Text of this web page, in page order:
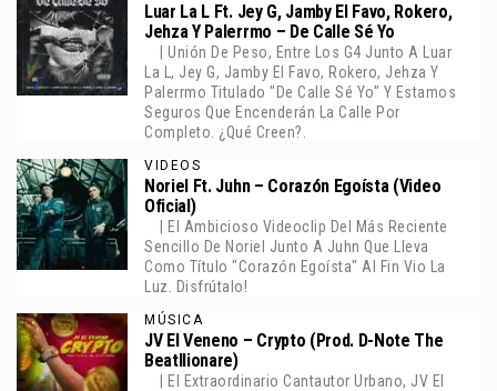
Luar La L Ft. Jey G, Jamby El Favo, Rokero,
Jehza Y Palerrmo – De Calle Sé Yo
| Unión De Peso, Entre Los G4 Junto A Luar
La L, Jey G, Jamby El Favo, Rokero, Jehza Y
Palerrmo Titulado "De Calle Sé Yo" Y Estamos
Seguros Que Encenderán La Calle Por
Completo. ¿Qué Creen?.
VIDEOS
Noriel Ft. Juhn – Corazón Egoísta (Video
Oficial)
| El Ambicioso Videoclip Del Más Reciente
Sencillo De Noriel Junto A Juhn Que Lleva
Como Título "Corazón Egoísta" Al Fin Vio La
Luz. Disfrútalo!
MÚSICA
JV El Veneno – Crypto (Prod. D-Note The
Beatllionare)
| El Extraordinario Cantautor Urbano, JV El